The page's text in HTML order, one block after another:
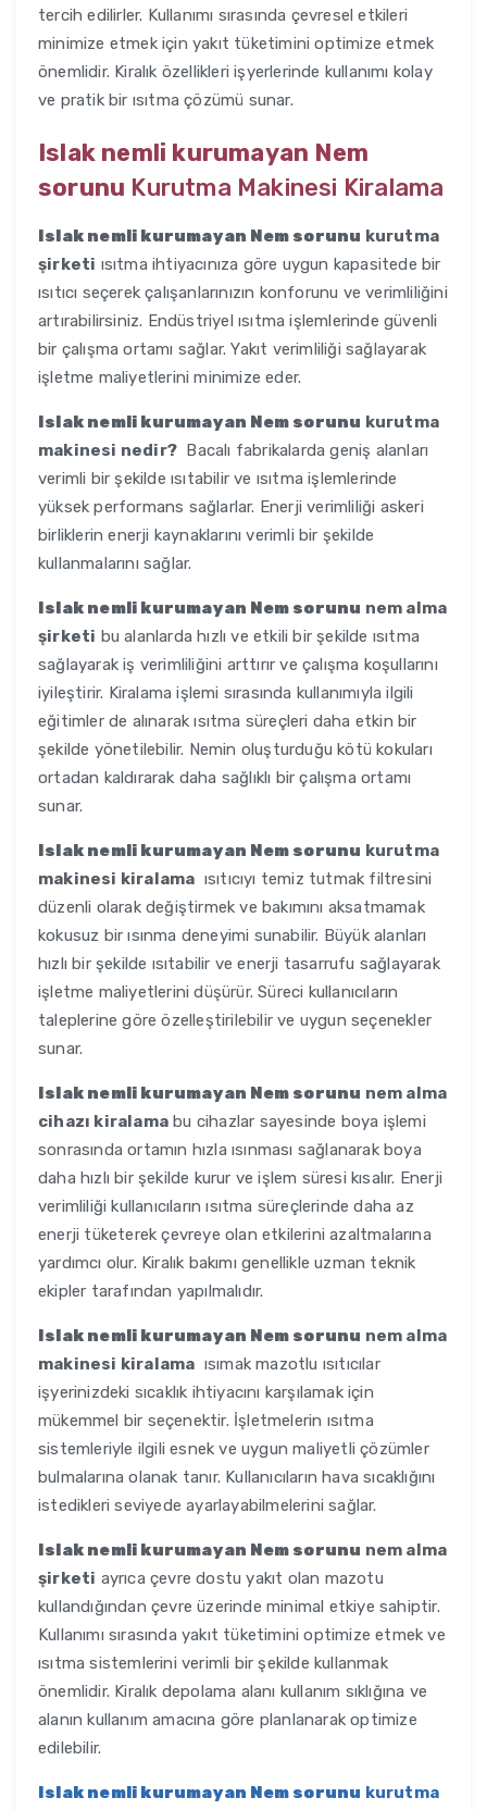
tercih edilirler. Kullanımı sırasında çevresel etkileri
minimize etmek için yakıt tüketimini optimize etmek
önemlidir. Kiralık özellikleri işyerlerinde kullanımı kolay
ve pratik bir ısıtma çözümü sunar.
Islak nemli kurumayan Nem
sorunu Kurutma Makinesi Kiralama
Islak nemli kurumayan Nem sorunu kurutma
şirketi ısıtma ihtiyacınıza göre uygun kapasitede bir
ısıtıcı seçerek çalışanlarınızın konforunu ve verimliliğini
artırabilirsiniz. Endüstriyel ısıtma işlemlerinde güvenli
bir çalışma ortamı sağlar. Yakıt verimliliği sağlayarak
işletme maliyetlerini minimize eder.
Islak nemli kurumayan Nem sorunu kurutma
makinesi nedir? Bacalı fabrikalarda geniş alanları
verimli bir şekilde ısıtabilir ve ısıtma işlemlerinde
yüksek performans sağlarlar. Enerji verimliliği askeri
birliklerin enerji kaynaklarını verimli bir şekilde
kullanmalarını sağlar.
Islak nemli kurumayan Nem sorunu nem alma
şirketi bu alanlarda hızlı ve etkili bir şekilde ısıtma
sağlayarak iş verimliliğini arttırır ve çalışma koşullarını
iyileştirir. Kiralama işlemi sırasında kullanımıyla ilgili
eğitimler de alınarak ısıtma süreçleri daha etkin bir
şekilde yönetilebilir. Nemin oluşturduğu kötü kokuları
ortadan kaldırarak daha sağlıklı bir çalışma ortamı
sunar.
Islak nemli kurumayan Nem sorunu kurutma
makinesi kiralama ısıtıcıyı temiz tutmak filtresini
düzenli olarak değiştirmek ve bakımını aksatmamak
kokusuz bir ısınma deneyimi sunabilir. Büyük alanları
hızlı bir şekilde ısıtabilir ve enerji tasarrufu sağlayarak
işletme maliyetlerini düşürür. Süreci kullanıcıların
taleplerine göre özelleştirilebilir ve uygun seçenekler
sunar.
Islak nemli kurumayan Nem sorunu nem alma
cihazı kiralama bu cihazlar sayesinde boya işlemi
sonrasında ortamın hızla ısınması sağlanarak boya
daha hızlı bir şekilde kurur ve işlem süresi kısalır. Enerji
verimliliği kullanıcıların ısıtma süreçlerinde daha az
enerji tüketerek çevreye olan etkilerini azaltmalarına
yardımcı olur. Kiralık bakımı genellikle uzman teknik
ekipler tarafından yapılmalıdır.
Islak nemli kurumayan Nem sorunu nem alma
makinesi kiralama ısımak mazotlu ısıtıcılar
işyerinizdeki sıcaklık ihtiyacını karşılamak için
mükemmel bir seçenektir. İşletmelerin ısıtma
sistemleriyle ilgili esnek ve uygun maliyetli çözümler
bulmalarına olanak tanır. Kullanıcıların hava sıcaklığını
istedikleri seviyede ayarlayabilmelerini sağlar.
Islak nemli kurumayan Nem sorunu nem alma
şirketi ayrıca çevre dostu yakıt olan mazotu
kullandığından çevre üzerinde minimal etkiye sahiptir.
Kullanımı sırasında yakıt tüketimini optimize etmek ve
ısıtma sistemlerini verimli bir şekilde kullanmak
önemlidir. Kiralık depolama alanı kullanım sıklığına ve
alanın kullanım amacına göre planlanarak optimize
edilebilir.
Islak nemli kurumayan Nem sorunu kurutma